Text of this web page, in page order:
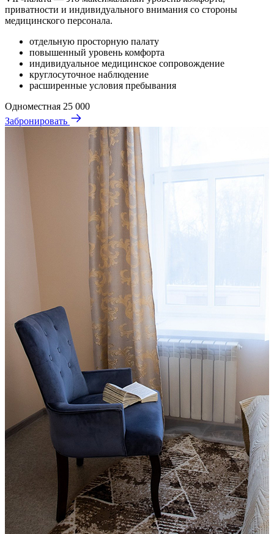
приватности и индивидуального внимания со стороны
медицинского персонала.
отдельную просторную палату
повышенный уровень комфорта
индивидуальное медицинское сопровождение
круглосуточное наблюдение
расширенные условия пребывания
Одноместная 25 000
Забронировать